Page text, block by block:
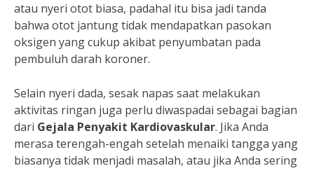
atau nyeri otot biasa, padahal itu bisa jadi tanda
bahwa otot jantung tidak mendapatkan pasokan
oksigen yang cukup akibat penyumbatan pada
pembuluh darah koroner.
Selain nyeri dada, sesak napas saat melakukan
aktivitas ringan juga perlu diwaspadai sebagai bagian
dari Gejala Penyakit Kardiovaskular. Jika Anda
merasa terengah-engah setelah menaiki tangga yang
biasanya tidak menjadi masalah, atau jika Anda sering